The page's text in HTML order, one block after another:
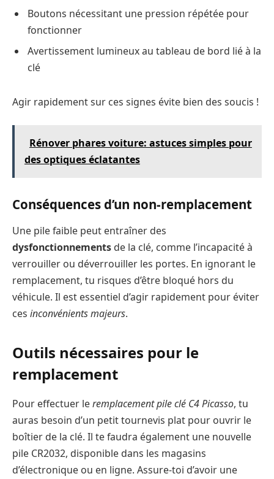
Boutons nécessitant une pression répétée pour
fonctionner
Avertissement lumineux au tableau de bord lié à la
clé
Agir rapidement sur ces signes évite bien des soucis !
Rénover phares voiture: astuces simples pour
des optiques éclatantes
Conséquences d’un non-remplacement
Une pile faible peut entraîner des
dysfonctionnements de la clé, comme l’incapacité à
verrouiller ou déverrouiller les portes. En ignorant le
remplacement, tu risques d’être bloqué hors du
véhicule. Il est essentiel d’agir rapidement pour éviter
ces inconvénients majeurs.
Outils nécessaires pour le
remplacement
Pour effectuer leremplacement pile clé C4 Picasso, tu
auras besoin d’un petit tournevis plat pour ouvrir le
boîtier de la clé. Il te faudra également une nouvelle
pile CR2032, disponible dans les magasins
d’électronique ou en ligne. Assure-toi d’avoir une